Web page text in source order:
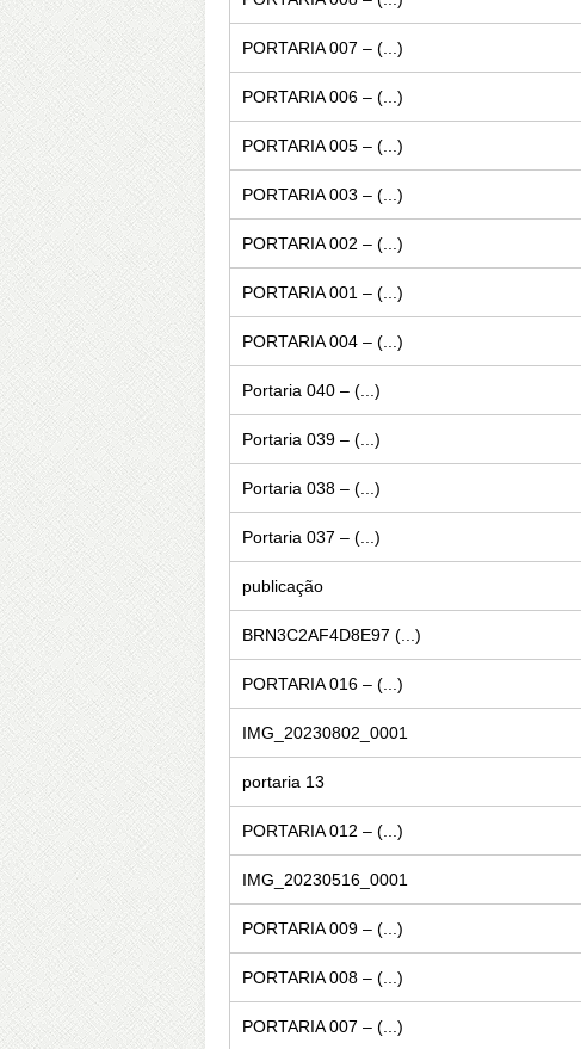
PORTARIA 007 – (...)
PORTARIA 006 – (...)
PORTARIA 005 – (...)
PORTARIA 003 – (...)
PORTARIA 002 – (...)
PORTARIA 001 – (...)
PORTARIA 004 – (...)
Portaria 040 – (...)
Portaria 039 – (...)
Portaria 038 – (...)
Portaria 037 – (...)
publicação
BRN3C2AF4D8E97 (...)
PORTARIA 016 – (...)
IMG_20230802_0001
portaria 13
PORTARIA 012 – (...)
IMG_20230516_0001
PORTARIA 009 – (...)
PORTARIA 008 – (...)
PORTARIA 007 – (...)